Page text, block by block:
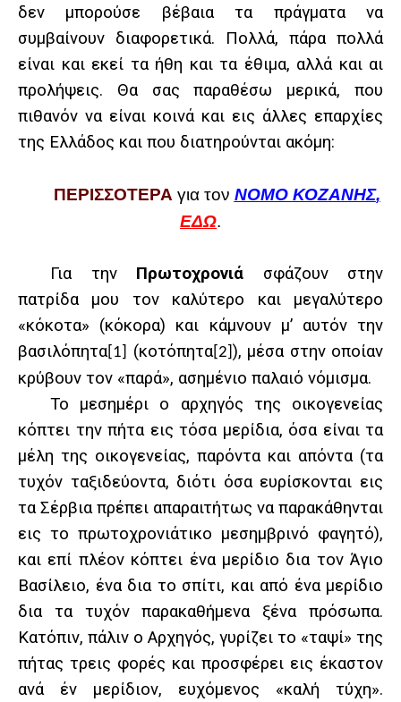
δεν μπορούσε βέβαια τα πράγματα να
συμβαίνουν διαφορετικά. Πολλά, πάρα πολλά
είναι και εκεί τα ήθη και τα έθιμα, αλλά και αι
προλήψεις. Θα σας παραθέσω μερικά, που
πιθανόν να είναι κοινά και εις άλλες επαρχίες
της Ελλάδος και που διατηρούνται ακόμη:
ΠΕΡΙΣΣΟΤΕΡΑ για τον ΝΟΜΟ ΚΟΖΑΝΗΣ,
ΕΔΩ.
Για την Πρωτοχρονιά σφάζουν στην
πατρίδα μου τον καλύτερο και μεγαλύτερο
«κόκοτα» (κόκορα) και κάμνουν μ’ αυτόν την
βασιλόπητα[1] (κοτόπητα[2] ), μέσα στην οποίαν
κρύβουν τον «παρά», ασημένιο παλαιό νόμισμα.
Το μεσημέρι ο αρχηγός της οικογενείας
κόπτει την πήτα εις τόσα μερίδια, όσα είναι τα
μέλη της οικογενείας, παρόντα και απόντα (τα
τυχόν ταξιδεύοντα, διότι όσα ευρίσκονται εις
τα Σέρβια πρέπει απαραιτήτως να παρακάθηνται
εις το πρωτοχρονιάτικο μεσημβρινό φαγητό),
και επί πλέον κόπτει ένα μερίδιο δια τον Άγιο
Βασίλειο, ένα δια το σπίτι, και από ένα μερίδιο
δια τα τυχόν παρακαθήμενα ξένα πρόσωπα.
Κατόπιν, πάλιν ο Αρχηγός, γυρίζει το «ταψί» της
πήτας τρεις φορές και προσφέρει εις έκαστον
ανά έν μερίδιον, ευχόμενος «καλή τύχη».